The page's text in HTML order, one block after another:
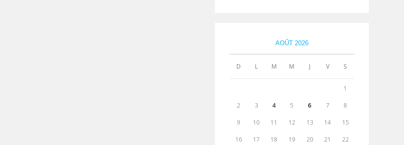
AOÛT 2026
D L M M J V S
1
2 3 4 5 6 7 8
9 10 11 12 13 14 15
16 17 18 19 20 21 22